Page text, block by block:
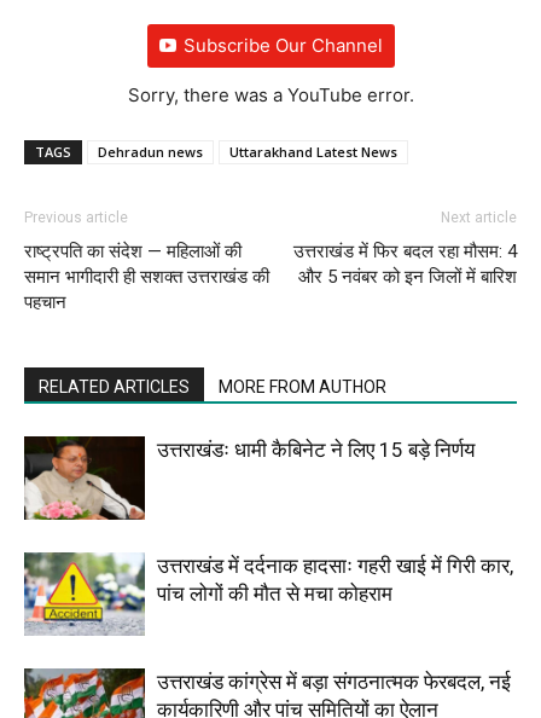
Subscribe Our Channel
Sorry, there was a YouTube error.
TAGS Dehradun news Uttarakhand Latest News
Previous article
राष्ट्रपति का संदेश — महिलाओं की
समान भागीदारी ही सशक्त उत्तराखंड की
पहचान
Next article
उत्तराखंड में फिर बदल रहा मौसम: 4
और 5 नवंबर को इन जिलों में बारिश
RELATED ARTICLES MORE FROM AUTHOR
उत्तराखंडः धामी कैबिनेट ने लिए 15 बड़े निर्णय
उत्तराखंड में दर्दनाक हादसाः गहरी खाई में गिरी कार,
पांच लोगों की मौत से मचा कोहराम
उत्तराखंड कांग्रेस में बड़ा संगठनात्मक फेरबदल, नई
कार्यकारिणी और पांच समितियों का ऐलान